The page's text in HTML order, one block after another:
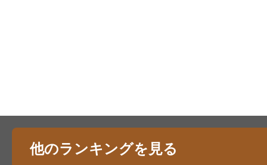
他のランキングを見る